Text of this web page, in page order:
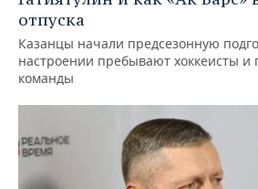
отпуска
Казанцы начали предсезонную
настроении пребывают хоккеисты и
команды